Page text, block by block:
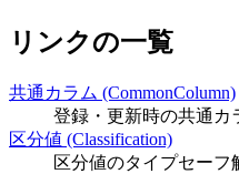
リンクの一覧
共通カラム (CommonColumn)
登録・更新時の共通カ
区分値 (Classification)
区分値のタイプセーフ